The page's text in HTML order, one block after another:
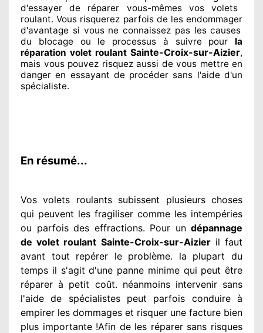
d'essayer de réparer vous-mêmes vos volets
roulant. Vous risquerez parfois de les endommager
d'avantage si vous ne connaissez pas les causes
du blocage ou le processus à suivre pour la
réparation volet roulant Sainte-Croix-sur-Aizier,
mais vous pouvez risquez aussi de vous mettre en
danger en essayant de procéder sans l'aide d'un
spécialiste.
En résumé...
Vos volets roulants subissent plusieurschoses
qui peuvent les fragiliser comme les intempéries
ou parfois des effractions. Pour un dépannage
de volet roulant Sainte-Croix-sur-Aizieril faut
avant tout repérer le problème. la plupart du
temps il s'agit d'une panne minime qui peut être
réparer à petit coût. néanmoinsintervenirsans
l'aide de spécialistespeut parfois conduire à
empirer les dommages et risquer une facture bien
plus importante!Afin de les réparersans risques